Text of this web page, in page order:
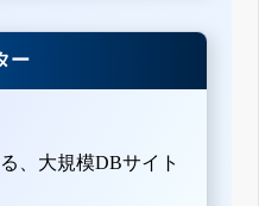
ー
、大規模DBサイト